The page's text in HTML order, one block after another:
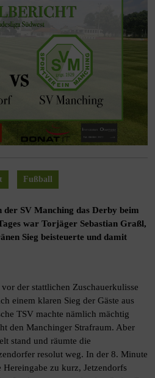
Fußball
SV Manching das Derby beim
war Torjäger Sebastian Graßl,
Sieg beisteuerte und damit
der stattlichen Zuschauerkulisse
einem klaren Sieg der Gäste aus
TSV machte nämlich mächtig
den Manchinger Strafraum. Aber
stand und räumte die
resolut weg. In der 8. Minute
zu kurz, Jetzendorfs